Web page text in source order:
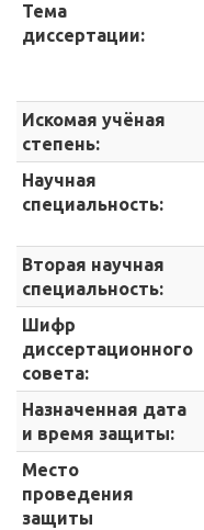
Тема
диссертации:
Искомая учёная
степень:
Научная
специальность:
Вторая научная
специальность:
Шифр
диссертационного
совета:
Назначенная дата
и время защиты:
Место
проведения
защиты